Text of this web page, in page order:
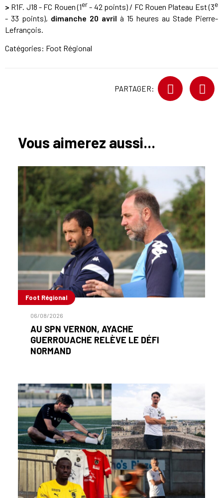
> R1F. J18 - FC Rouen (1er- 42 points) / FC Rouen Plateau Est (3e
- 33 points), dimanche 20 avril à 15 heures au Stade Pierre-
Lefrançois.
Catégories: Foot Régional
PARTAGER:
Vous aimerez aussi...
Foot Régional
06/08/2026
AU SPN VERNON, AYACHE
GUERROUACHE RELÈVE LE DÉFI
NORMAND